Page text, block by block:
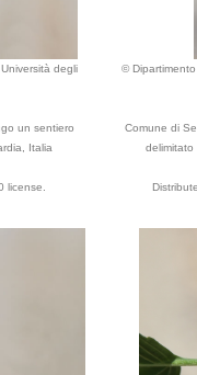
degli
un sentiero
Italia
license.
©
Comune di